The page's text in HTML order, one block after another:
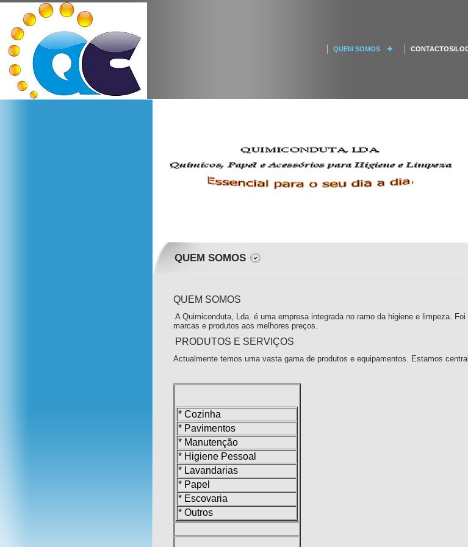
QUEM SOMOS CONTACTOS/
QUEM SOMOS
QUEM SOMOS
A Quimiconduta, Lda. é uma empresa integrada no ramo da higiene e limpeza.
marcas e produtos aos melhores preços.
PRODUTOS E SERVIÇOS
Actualmente temos uma vasta gama de produtos e equipamentos. Estamos
* Cozinha
* Pavimentos
* Manutenção
* Higiene Pessoal
* Lavandarias
* Papel
* Escovaria
* Outros